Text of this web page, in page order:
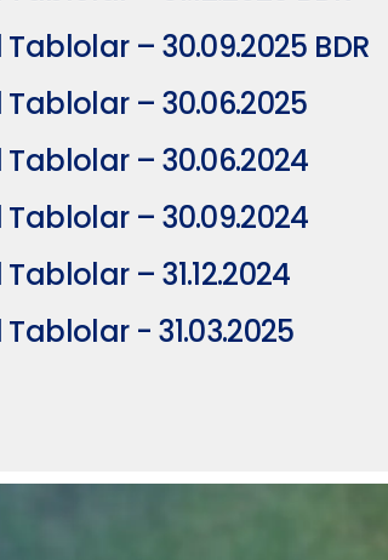
– 30.09.2025 BDR
– 30.06.2025
– 30.06.2024
– 30.09.2024
– 31.12.2024
- 31.03.2025